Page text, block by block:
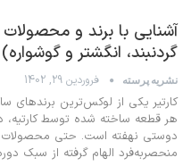
آشنایی با برند و محصولات
گردنبند، انگشتر و گوشواره)
نشریه پرسته فروردین 29, 1402
کارتیر یکی از لوکس‌ترین
هر قطعه ساخته شده توسط
دوستی نهفته است. حتی محصولات
منحصربه‌فرد الهام گرفته از سبک